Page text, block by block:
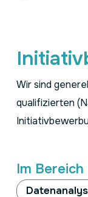
Wir sind
qualifizierten
Im Bereich